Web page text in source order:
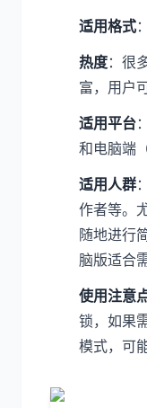
适用格式
热度：很
富，用户
适用平台
和电脑端
适用人群
作者等。
随地进行
脑版适合
使用注意
锁，如果
模式，可